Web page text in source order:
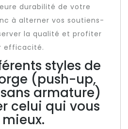
durabilité de votre
à alterner vos soutiens-
la qualité et profiter
efficacité.
styles de
(push-up,
armature)
celui qui vous